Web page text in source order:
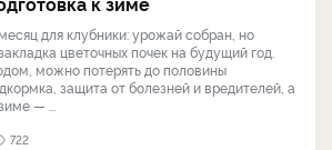
для клубники: урожай собран, но
цветочных почек на будущий год.
можно потерять до половины
защита от болезней и вредителей, а
— ...
722